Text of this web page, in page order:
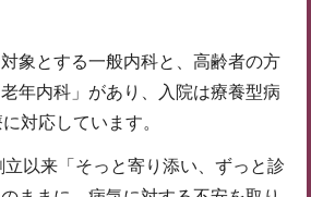
象とする一般内科と、高齢者の方
年内科」があり、入院は療養型病
対応しています。
以来「そっと寄り添い、ずっと診